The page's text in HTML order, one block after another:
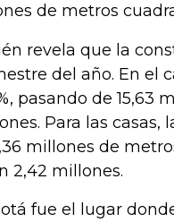
de metros
revela que la
del año. En el
pasando de 15,63
Para las
millones de
2,42 millones.
fue el lugar